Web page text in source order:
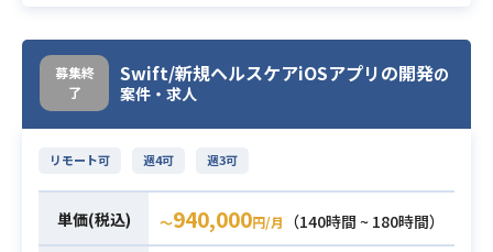
部パートナー（金融機関や通信事業
者等）との連携オペレーションの実
行に加え、
関係各所と連携した非効率な業務フ
ローの可視化・改善・自動化を主体
【仕事内容】
募集終
了
Swift/新規ヘルスケアiOSアプリの開発の
案件・求人
リモート可 週4可 週3可
単価(税込) 〜940,000円/月
（140時間 ~ 180時間）